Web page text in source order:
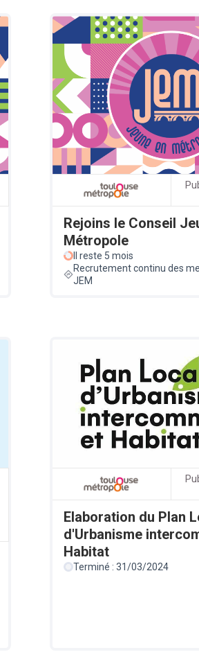
Rejoins le Conseil
Métropole
Il reste 5 mois
Recrutement continu des
JEM
Elaboration du Plan
d'Urbanisme
Habitat
Terminé : 31/03/2024